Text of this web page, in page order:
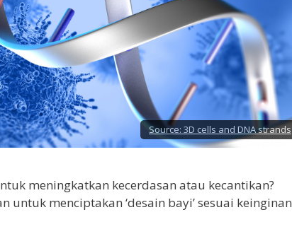
Source: 3D cells and DNA strands
meningkatkan kecerdasan atau kecantikan?
menciptakan ‘desain bayi’ sesuai keinginan